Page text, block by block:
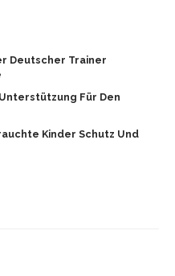
Deutscher Trainer
Für Den
Kinder Schutz Und